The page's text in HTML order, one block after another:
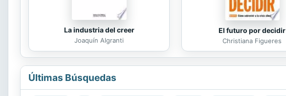
La industria del creer
Joaquín Algranti
El futuro por decidir
Christiana Figueres
Últimas Búsquedas